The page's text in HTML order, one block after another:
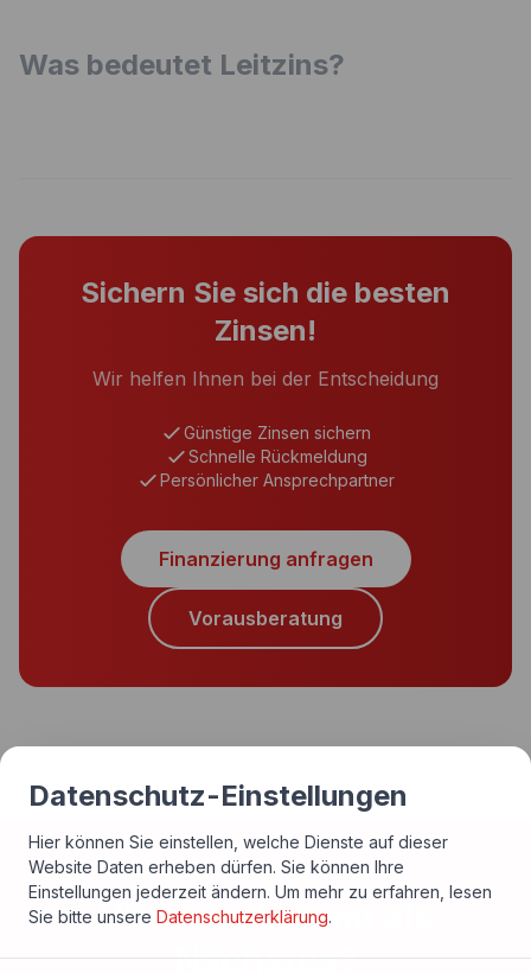
Was bedeutet Leitzins?
Sichern Sie sich die besten
Zinsen!
Wir helfen Ihnen bei der Entscheidung
Günstige Zinsen sichern
Schnelle Rückmeldung
Persönlicher Ansprechpartner
Finanzierung anfragen
Vorausberatung
Und was kommt als
Nächstes?
Datenschutz-Einstellungen
Hier können Sie einstellen, welche Dienste auf dieser
Website Daten erheben dürfen. Sie können Ihre
Einstellungen jederzeit ändern. Um mehr zu erfahren, lesen
Sie bitte unsere Datenschutzerklärung.